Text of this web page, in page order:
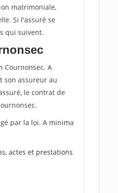
matrimoniale,
Si l'assuré se
qui suivent.
Cournonsec. A
son assureur au
le contrat de
par la loi. A minima
actes et prestations